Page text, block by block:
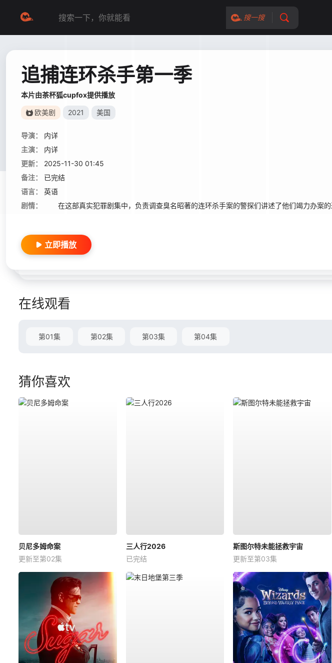
搜一搜
追捕连环杀手第一季
本片由茶杯狐cupfox提供播放
欧美剧 2021 美国
导演：
内详
主演：
内详
更新：
2025-11-30 01:45
备注：
已完结
语言：
英语
剧情：
在这部真实犯罪剧集中，负责调查臭名昭著的连环杀手案的警探们讲述了他们竭力办案的
立即播放
在线观看
第01集 第02集 第03集 第04集
猜你喜欢
贝尼多姆命案
更新至第02集
三人行2026
已完结
斯图尔特未能拯救宇宙
更新至第03集